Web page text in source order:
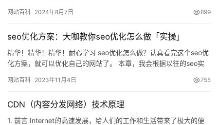
网站百科 2024年8月7日 899
seo优化方案：大咖教你seo优化怎么做「实操」
精华！精华！精华！耐心学习 seo优化怎么做？认真看完这个seo优
化方案，就可以优化自己的网站了。 本章，我会根据以往的seo实
网站百科 2023年11月4日 755
CDN（内容分发网络）技术原理
1. 前言 Internet的高速发展，给人们的工作和生活带来了极大的便